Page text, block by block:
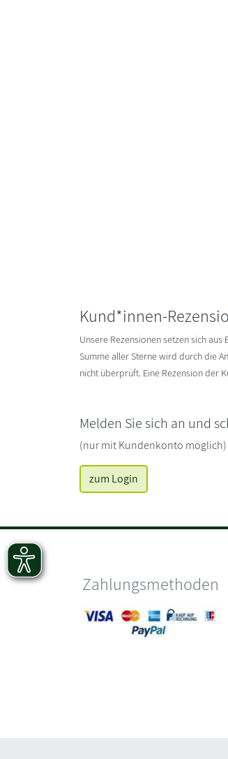
Kund*innen-
Unsere Rezensionen setzen sich
Summe aller Sterne wird durch die
nicht überprüft. Eine Rezension der
Melden Sie sich an und
(nur mit Kundenkonto möglich)
zum Login
Zahlungsmethoden